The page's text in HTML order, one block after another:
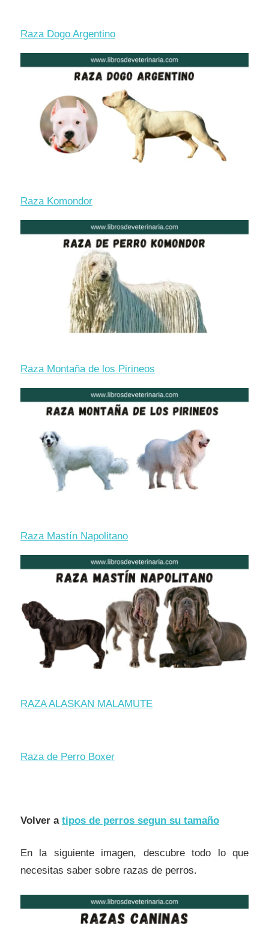
Raza Dogo Argentino
Raza Komondor
Raza Montaña de los Pirineos
Raza Mastín Napolitano
RAZA ALASKAN MALAMUTE
Raza de Perro Boxer
Volver a tipos de perros segun su tamaño
En la siguiente imagen, descubre todo lo que
necesitas saber sobre razas de perros.